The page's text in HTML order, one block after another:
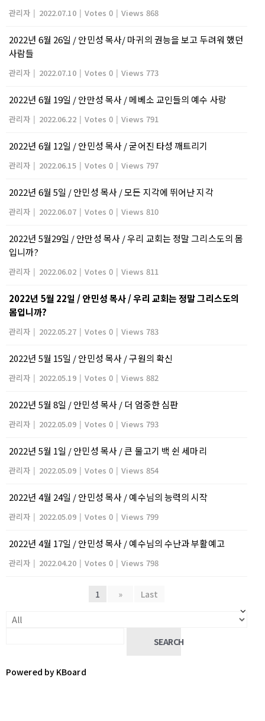
관리자 | 2022.07.10 | Votes 0 | Views 868
2022년 6월 26일 / 안민성 목사/ 마귀의 권능을 보고 두려워 했던
사람들
관리자 | 2022.07.10 | Votes 0 | Views 773
2022년 6월 19일 / 안만성 목사 / 메베소 교인들의 예수 사랑
관리자 | 2022.06.22 | Votes 0 | Views 791
2022년 6월 12일 / 안민성 목사 / 굳어진 타성 깨트리기
관리자 | 2022.06.15 | Votes 0 | Views 797
2022년 6월 5일 / 안민성 목사 / 모든 지각에 뛰어난 지각
관리자 | 2022.06.07 | Votes 0 | Views 810
2022년 5월29일 / 안만성 목사 / 우리 교회는 정말 그리스도의 몸
입니까?
관리자 | 2022.06.02 | Votes 0 | Views 811
2022년 5월 22일 / 안민성 목사 / 우리 교회는 정말 그리스도의
몸입니까?
관리자 | 2022.05.27 | Votes 0 | Views 783
2022년 5월 15일 / 안민성 목사 / 구원의 확신
관리자 | 2022.05.19 | Votes 0 | Views 882
2022년 5월 8일 / 안민성 목사 / 더 엄중한 심판
관리자 | 2022.05.09 | Votes 0 | Views 793
2022년 5월 1일 / 안민성 목사 / 큰 물고기 백 쉰 세마리
관리자 | 2022.05.09 | Votes 0 | Views 854
2022년 4월 24일 / 안민성 목사 / 예수님의 능력의 시작
관리자 | 2022.05.09 | Votes 0 | Views 799
2022년 4월 17일 / 안민성 목사 / 예수님의 수난과 부활예고
관리자 | 2022.04.20 | Votes 0 | Views 798
1 » Last
SEARCH
Powered by KBoard